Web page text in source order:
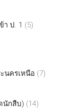
ป. 1 (5)
นครเหนือ (7)
นักสืบ) (14)